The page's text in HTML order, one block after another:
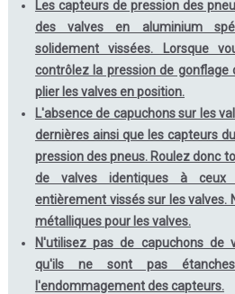
Les capteurs de pression des
des valves en aluminium
solidement vissées. Lorsque
contrôlez la pression de gonflage
plier les valves en position.
L'absence de capuchons sur les
dernières ainsi que les capteurs
pression des pneus. Roulez donc
de valves identiques à
entièrement vissés sur les valves.
métalliques pour les valves.
N'utilisez pas de capuchons de
qu'ils ne sont pas
l'endommagement des capteurs.